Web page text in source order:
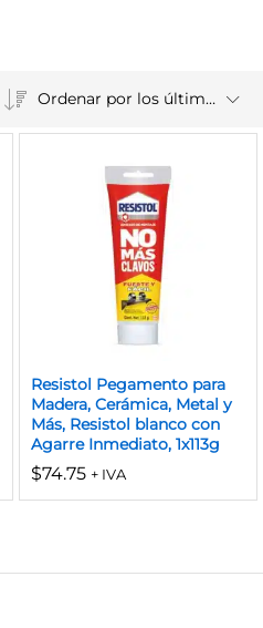
Ordenar por los últimos
Resistol Pegamento para
Madera, Cerámica, Metal y
Más, Resistol blanco con
Agarre Inmediato, 1x113g
$74.75 + IVA